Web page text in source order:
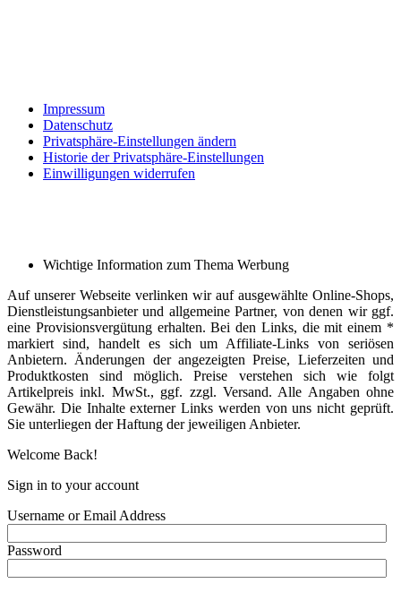
Impressum
Datenschutz
Privatsphäre-Einstellungen ändern
Historie der Privatsphäre-Einstellungen
Einwilligungen widerrufen
Wichtige Information zum Thema Werbung
Auf unserer Webseite verlinken wir auf ausgewählte Online-Shops,
Dienstleistungsanbieter und allgemeine Partner, von denen wir ggf.
eine Provisionsvergütung erhalten. Bei den Links, die mit einem *
markiert sind, handelt es sich um Affiliate-Links von seriösen
Anbietern. Änderungen der angezeigten Preise, Lieferzeiten und
Produktkosten sind möglich. Preise verstehen sich wie folgt
Artikelpreis inkl. MwSt., ggf. zzgl. Versand. Alle Angaben ohne
Gewähr. Die Inhalte externer Links werden von uns nicht geprüft.
Sie unterliegen der Haftung der jeweiligen Anbieter.
Welcome Back!
Sign in to your account
Username or Email Address
Password